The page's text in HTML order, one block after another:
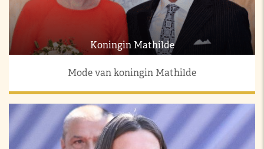
Koningin Mathilde
Mode van koningin Mathilde